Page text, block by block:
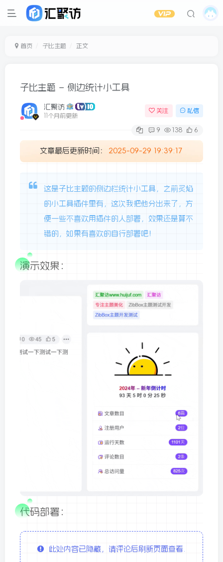
首页 子比主题 正文
子比主题 – 侧边统计小工具
汇聚访
11个月前更新
关注 私信
9 138 6
文章最后更新时间： 2025-09-29 19:39:17
这是子比主题的侧边栏统计小工具，之前炙焰
的小工具插件里有，这次我把他分出来了，方
便一些不喜欢用插件的人部署，效果还是算不
错的，如果有喜欢的自行部署吧！
演示效果：
代码部署：
此处内容已隐藏，请评论后刷新页面查看.